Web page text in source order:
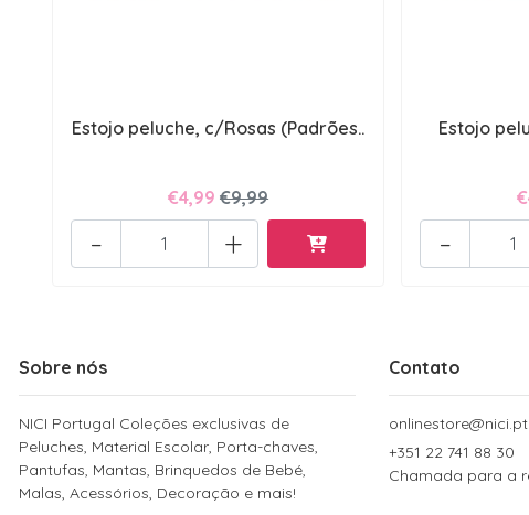
Estojo peluche, c/Rosas (Padrões..
€4,99 €9,99
+
-
Estojo
-
Sobre nós
NICI Portugal Coleções exclusivas de
Peluches, Material Escolar, Porta-chaves,
Pantufas, Mantas, Brinquedos de Bebé,
Malas, Acessórios, Decoração e mais!
Contato
onlinestore@nici.pt
+351 22 741 88 30
Chamada para a